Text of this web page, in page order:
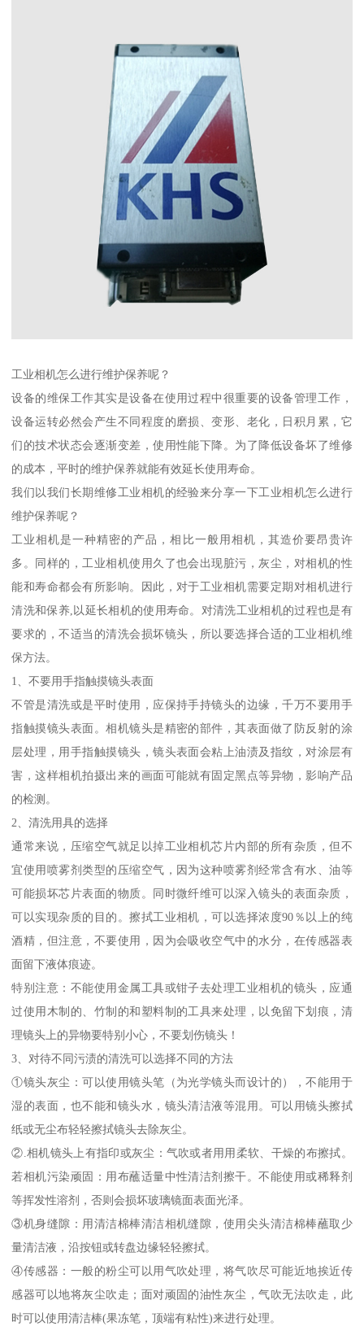
工业相机怎么进行维护保养呢？
设备的维保工作其实是设备在使用过程中很重要的设备管理工作，
设备运转必然会产生不同程度的磨损、变形、老化，日积月累，它
们的技术状态会逐渐变差，使用性能下降。为了降低设备坏了维修
的成本，平时的维护保养就能有效延长使用寿命。
我们以我们长期维修工业相机的经验来分享一下工业相机怎么进行
维护保养呢？
工业相机是一种精密的产品，相比一般用相机，其造价要昂贵许
多。同样的，工业相机使用久了也会出现脏污，灰尘，对相机的性
能和寿命都会有所影响。因此，对于工业相机需要定期对相机进行
清洗和保养,以延长相机的使用寿命。对清洗工业相机的过程也是有
要求的，不适当的清洗会损坏镜头，所以要选择合适的工业相机维
保方法。
1、不要用手指触摸镜头表面
不管是清洗或是平时使用，应保持手持镜头的边缘，千万不要用手
指触摸镜头表面。相机镜头是精密的部件，其表面做了防反射的涂
层处理，用手指触摸镜头，镜头表面会粘上油渍及指纹，对涂层有
害，这样相机拍摄出来的画面可能就有固定黑点等异物，影响产品
的检测。
2、清洗用具的选择
通常来说，压缩空气就足以掉工业相机芯片内部的所有杂质，但不
宜使用喷雾剂类型的压缩空气，因为这种喷雾剂经常含有水、油等
可能损坏芯片表面的物质。同时微纤维可以深入镜头的表面杂质，
可以实现杂质的目的。擦拭工业相机，可以选择浓度90％以上的纯
酒精，但注意，不要使用，因为会吸收空气中的水分，在传感器表
面留下液体痕迹。
特别注意：不能使用金属工具或钳子去处理工业相机的镜头，应通
过使用木制的、竹制的和塑料制的工具来处理，以免留下划痕，清
理镜头上的异物要特别小心，不要划伤镜头！
3、对待不同污渍的清洗可以选择不同的方法
①镜头灰尘：可以使用镜头笔（为光学镜头而设计的），不能用于
湿的表面，也不能和镜头水，镜头清洁液等混用。可以用镜头擦拭
纸或无尘布轻轻擦拭镜头去除灰尘。
②.相机镜头上有指印或灰尘：气吹或者用用柔软、干燥的布擦拭。
若相机污染顽固：用布蘸适量中性清洁剂擦干。不能使用或稀释剂
等挥发性溶剂，否则会损坏玻璃镜面表面光泽。
③机身缝隙：用清洁棉棒清洁相机缝隙，使用尖头清洁棉棒蘸取少
量清洁液，沿按钮或转盘边缘轻轻擦拭。
④传感器：一般的粉尘可以用气吹处理，将气吹尽可能近地挨近传
感器可以地将灰尘吹走；面对顽固的油性灰尘，气吹无法吹走，此
时可以使用清洁棒(果冻笔，顶端有粘性)来进行处理。